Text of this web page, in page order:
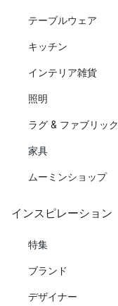
テーブルウェア
キッチン
インテリア雑貨
照明
ラグ & ファブリック
家具
ムーミンショップ
インスピレーション
特集
ブランド
デザイナー